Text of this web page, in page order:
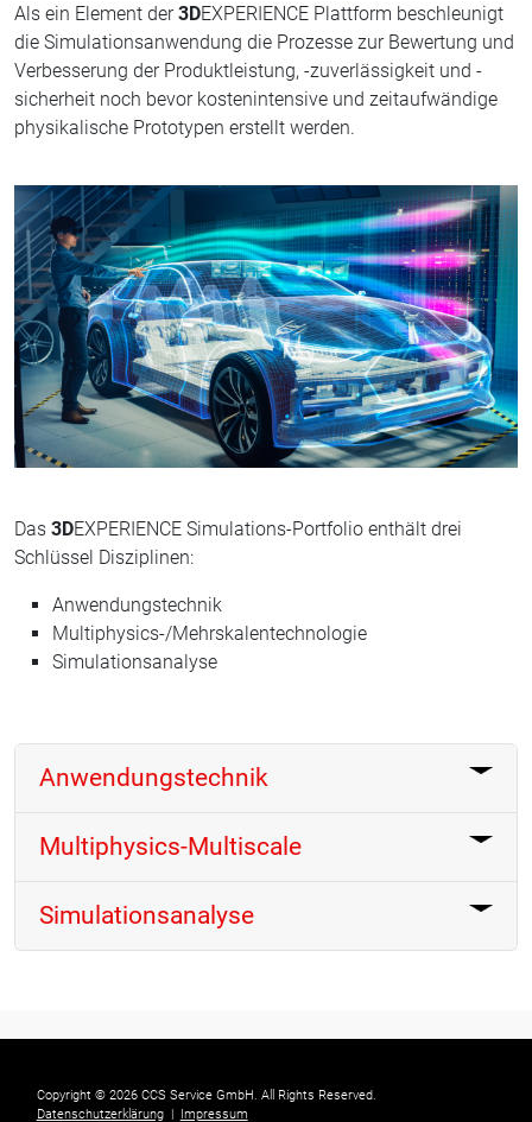
Als ein Element der3DEXPERIENCE Plattform beschleunigt
die Simulationsanwendung die Prozesse zur Bewertung und
Verbesserung der Produktleistung, -zuverlässigkeit und -
sicherheit noch bevor kostenintensive und zeitaufwändige
physikalische Prototypen erstellt werden.
Das 3DEXPERIENCE Simulations-Portfolio enthält drei
Schlüssel Disziplinen:
Anwendungstechnik
Multiphysics-/Mehrskalentechnologie
Simulationsanalyse
Anwendungstechnik
Multiphysics-Multiscale
Simulationsanalyse
Copyright © 2026 CCS Service GmbH. All Rights Reserved.
Datenschutzerklärung| Impressum